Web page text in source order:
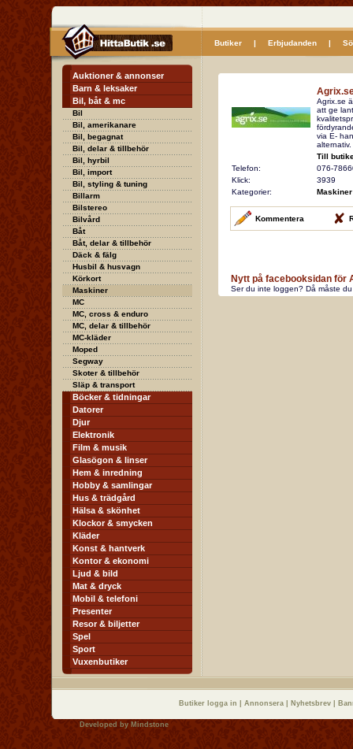
Butiker| Erbjudanden|
Auktioner & annonser
Barn & leksaker
Bil, båt & mc
Bil
Bil, amerikanare
Bil, begagnat
Bil, delar & tillbehör
Bil, hyrbil
Bil, import
Bil, styling & tuning
Billarm
Bilstereo
Bilvård
Båt
Båt, delar & tillbehör
Däck & fälg
Husbil & husvagn
Körkort
Maskiner
MC
MC, cross & enduro
MC, delar & tillbehör
MC-kläder
Moped
Segway
Skoter & tillbehör
Släp & transport
Böcker & tidningar
Datorer
Djur
Elektronik
Film & musik
Glasögon & linser
Hem & inredning
Hobby & samlingar
Hus & trädgård
Hälsa & skönhet
Klockor & smycken
Kläder
Konst & hantverk
Kontor & ekonomi
Ljud & bild
Mat & dryck
Mobil & telefoni
Presenter
Resor & biljetter
Spel
Sport
Vuxenbutiker
Agrix.se
att ge
via E-
Till
Telefon:
076-
Klick:
3939
Kategorier:
Maskiner
Kommentera
Nytt på facebooksidan för
Ser du inte loggen? Då måste
Butiker logga in Annonsera Nyhetsbrev
Developed by Mindstone